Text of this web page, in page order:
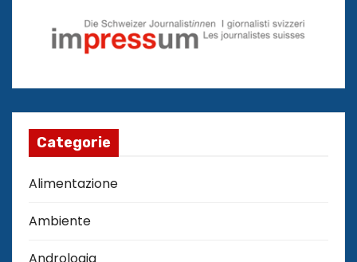
Categorie
Alimentazione
Ambiente